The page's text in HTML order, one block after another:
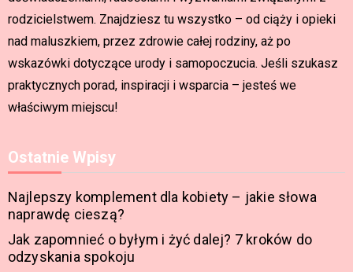
rodzicielstwem. Znajdziesz tu wszystko – od ciąży i opieki
nad maluszkiem, przez zdrowie całej rodziny, aż po
wskazówki dotyczące urody i samopoczucia. Jeśli szukasz
praktycznych porad, inspiracji i wsparcia – jesteś we
właściwym miejscu!
Ostatnie Wpisy
Najlepszy komplement dla kobiety – jakie słowa
naprawdę cieszą?
Jak zapomnieć o byłym i żyć dalej? 7 kroków do
odzyskania spokoju